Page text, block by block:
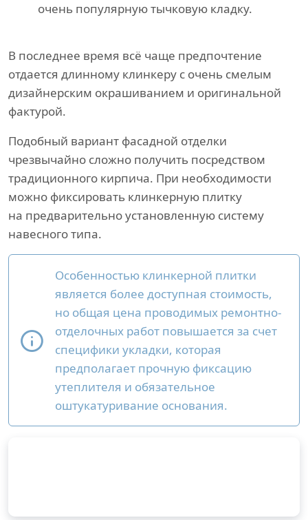
очень популярную тычковую кладку.
В последнее время всё чаще предпочтение
отдается длинному клинкеру с очень смелым
дизайнерским окрашиванием и оригинальной
фактурой.
Подобный вариант фасадной отделки
чрезвычайно сложно получить посредством
традиционного кирпича. При необходимости
можно фиксировать клинкерную плитку
на предварительно установленную систему
навесного типа.
Особенностью клинкерной плитки
является более доступная стоимость,
но общая цена проводимых ремонтно-
отделочных работ повышается за счет
специфики укладки, которая
предполагает прочную фиксацию
утеплителя и обязательное
оштукатуривание основания.